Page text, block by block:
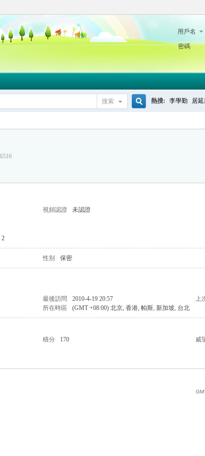
用戶名
密碼
搜索 熱搜: 李學勤 居
視頻認證 未認證
2
性别 保密
最後訪問 2010-4-19 20:57 上
所在時區 (GMT +08:00) 北京, 香港, 帕斯, 新加坡, 台北
積分 170 威